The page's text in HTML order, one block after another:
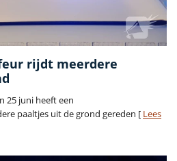
rijdt meerdere
25 juni heeft een
paaltjes uit de grond gereden [ Lees